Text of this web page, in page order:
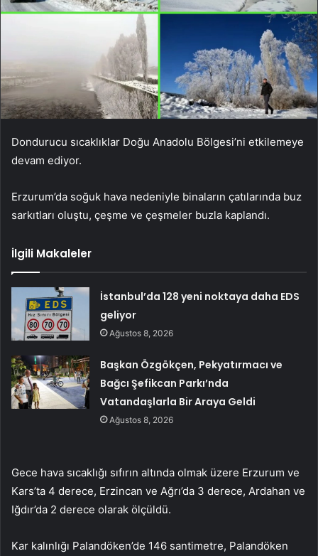
Dondurucu sıcaklıklar Doğu Anadolu Bölgesi’ni etkilemeye
devam ediyor.
Erzurum’da soğuk hava nedeniyle binaların çatılarında buz
sarkıtları oluştu, çeşme ve çeşmeler buzla kaplandı.
İlgili Makaleler
İstanbul’da 128 yeni noktaya daha EDS
geliyor
Ağustos 8, 2026
Başkan Özgökçen, Pekyatırmacı ve
Bağcı Şefikcan Parkı’nda
Vatandaşlarla Bir Araya Geldi
Ağustos 8, 2026
Gece hava sıcaklığı sıfırın altında olmak üzere Erzurum ve
Kars’ta 4 derece, Erzincan ve Ağrı’da 3 derece, Ardahan ve
Iğdır’da 2 derece olarak ölçüldü.
Kar kalınlığı Palandöken’de 146 santimetre, Palandöken